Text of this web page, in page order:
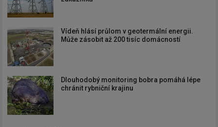
Vídeň hlásí průlom v geotermální energii.
Může zásobit až 200 tisíc domácností
Dlouhodobý monitoring bobra pomáhá lépe
chránit rybniční krajinu